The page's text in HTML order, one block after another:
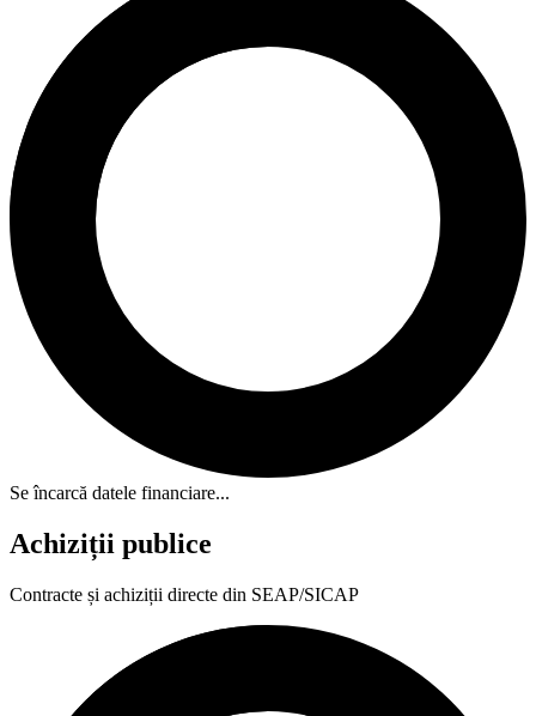
Se încarcă datele financiare...
Achiziții publice
Contracte și achiziții directe din SEAP/SICAP